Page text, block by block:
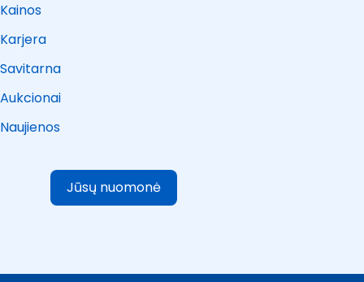
Kainos
Karjera
Savitarna
Aukcionai
Naujienos
Jūsų nuomonė